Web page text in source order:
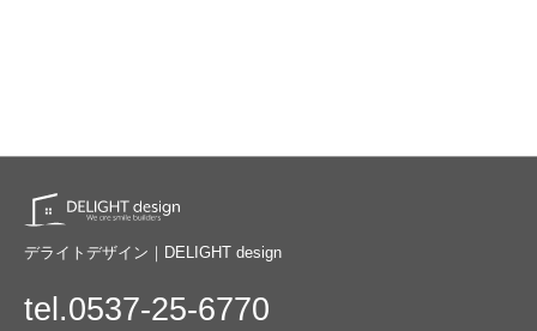
デライトデザイン｜DELIGHT design
tel.0537-25-6770